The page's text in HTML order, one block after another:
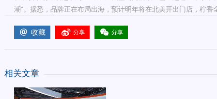
潮”。据悉，品牌正在布局出海，预计明年将在北美开出门店，柠香
收藏 分享 分享
相关文章